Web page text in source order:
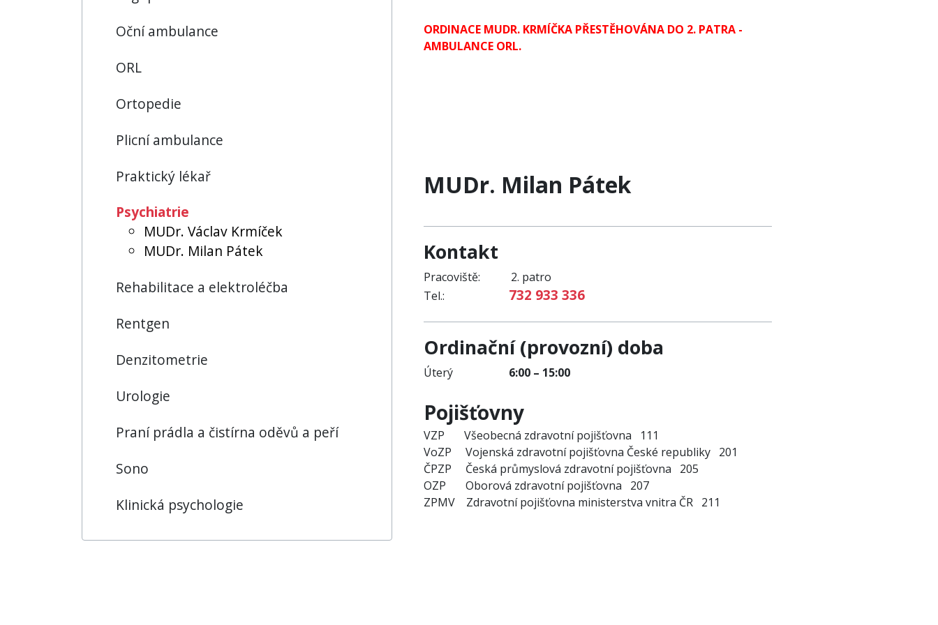
Oční ambulance
ORL
Ortopedie
Plicní ambulance
Praktický lékař
Psychiatrie
MUDr. Václav Krmíček
MUDr. Milan Pátek
Rehabilitace a elektroléčba
Rentgen
Denzitometrie
Urologie
Praní prádla a čistírna oděvů a peří
Sono
Klinická psychologie
ORDINACE MUDR. KRMÍČKA PŘESTĚHOVÁNA DO 2. PATRA -
AMBULANCE ORL.
MUDr. Milan Pátek
Kontakt
Pracoviště: 2. patro
Tel.: 732 933 336
Ordinační (provozní) doba
Úterý 6:00 – 15:00
Pojišťovny
VZP Všeobecná zdravotní pojišťovna 111
VoZP Vojenská zdravotní pojišťovna České republiky 201
ČPZP Česká průmyslová zdravotní pojišťovna 205
OZP Oborová zdravotní pojišťovna 207
ZPMV Zdravotní pojišťovna ministerstva vnitra ČR 211